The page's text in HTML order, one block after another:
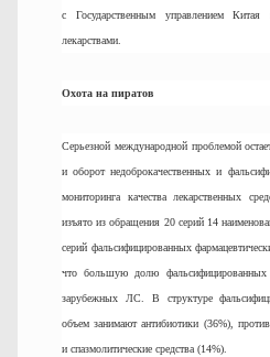
с Государственным управлением
лекарствами.
Охота на пиратов
Серьезной международной проблемой
и оборот недоброкачественных и
мониторинга качества лекарственных
изъято из обращения 20 серий 14
серий фальсифицированных
что большую долю фальсифицированных
зарубежных ЛС. В структуре
объем занимают антибиотики (36%),
и спазмолитические средства (14%).